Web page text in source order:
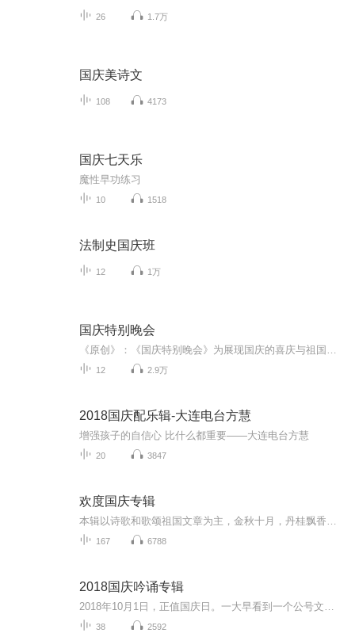
26 1.7万
国庆美诗文
108 4173
国庆七天乐
魔性早功练习
10 1518
法制史国庆班
12 1万
国庆特别晚会
12 2.9万
2018国庆配乐辑-大连电台方慧
增强孩子的自信心 比什么都重要——大连电台方慧
20 3847
欢度国庆专辑
167 6788
2018国庆吟诵专辑
38 2592